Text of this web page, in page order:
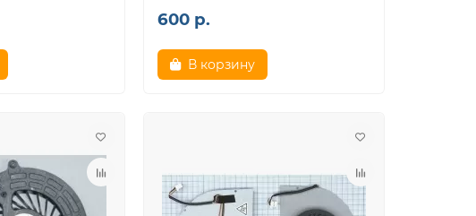
600 р.
В корзину